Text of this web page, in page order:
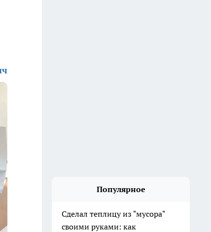
Популярное
Сделал теплицу из "мусора"
своими руками: как